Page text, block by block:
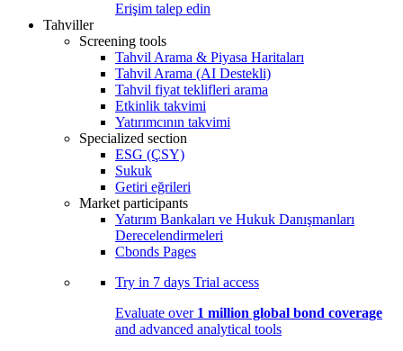
Erişim talep edin
Tahviller
Screening tools
Tahvil Arama & Piyasa Haritaları
Tahvil Arama (AI Destekli)
Tahvil fiyat teklifleri arama
Etkinlik takvimi
Yatırımcının takvimi
Specialized section
ESG (ÇSY)
Sukuk
Getiri eğrileri
Market participants
Yatırım Bankaları ve Hukuk Danışmanları
Derecelendirmeleri
Cbonds Pages
Try in 7 days Trial access
Evaluate over 1 million global bond coverage
and advanced analytical tools